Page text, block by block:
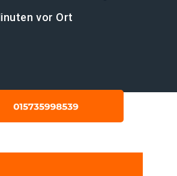
vor Ort